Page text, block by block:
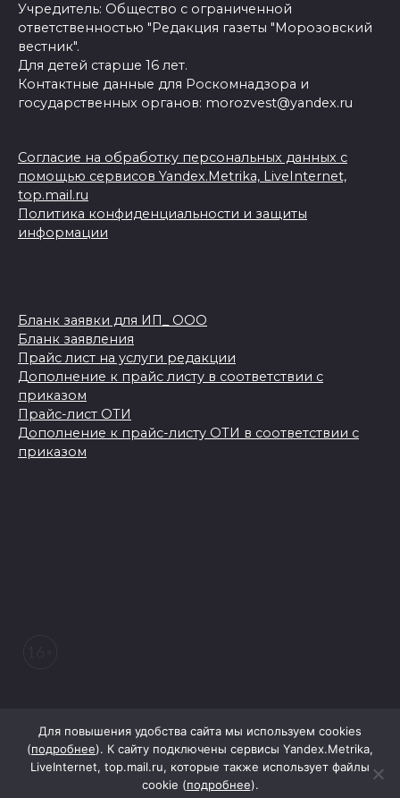
Учредитель: Общество с ограниченной
ответственностью "Редакция газеты "Морозовский
вестник".
Для детей старше 16 лет.
Контактные данные для Роскомнадзора и
государственных органов: morozvest@yandex.ru
Согласие на обработку персональных данных с
помощью сервисов Yandex.Metrika, LiveInternet,
top.mail.ru
Политика конфиденциальности и защиты
информации
Бланк заявки для ИП_ ООО
Бланк заявления
Прайс лист на услуги редакции
Дополнение к прайс листу в соответствии с
приказом
Прайс-лист ОТИ
Дополнение к прайс-листу ОТИ в соответствии с
приказом
При поддержке Правительства Ростовской области
Для повышения удобства сайта мы используем cookies
(подробнее). К сайту подключены сервисы Yandex.Metrika,
LiveInternet, top.mail.ru, которые также использует файлы
cookie (подробнее).